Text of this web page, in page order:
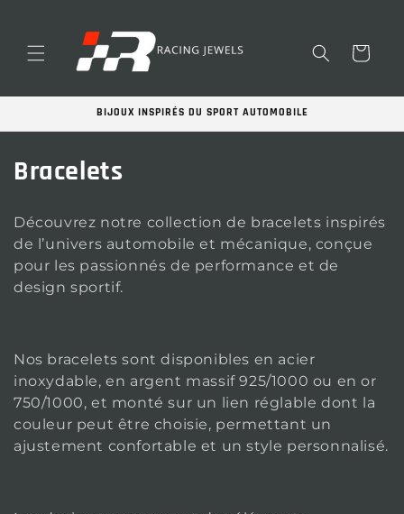
contenu
Panier
BIJOUX INSPIRÉS DU SPORT AUTOMOBILE
C
l
l
c
t
i
o
Bracelets
Découvrez notre collection de bracelets inspirés
de l’univers automobile et mécanique, conçue
pour les passionnés de performance et de
design sportif.
Nos bracelets sont disponibles en acier
inoxydable, en argent massif 925/1000 ou en or
750/1000, et monté sur un lien réglable dont la
couleur peut être choisie, permettant un
ajustement confortable et un style personnalisé.